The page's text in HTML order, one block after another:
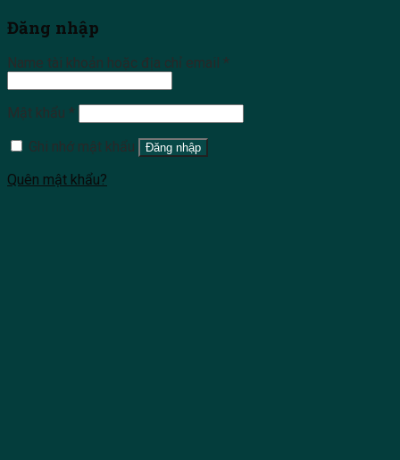
Đăng nhập
Name tài khoản hoặc địa chỉ email *
Mật khẩu *
Ghi nhớ mật khẩu
Đăng nhập
Quên mật khẩu?